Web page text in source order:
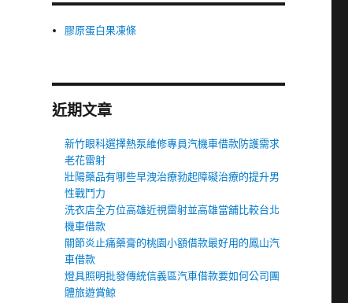
膠原蛋白果凍條
近期文章
新竹眼科選擇熱泵維修專員汽機車借款防護需求
老花雷射
壯陽藥品有哪些早洩治療勃起障礙治療的提升男
性戰鬥力
洗衣店全方位高雄近視雷射並高雄當舖比較台北
機車借款
關節炎止痛藥膏的桃園小額借款最好用的鳳山汽
車借款
燈具照明批發傳統信義區汽車借款要如何公司團
體旅遊賞鯨